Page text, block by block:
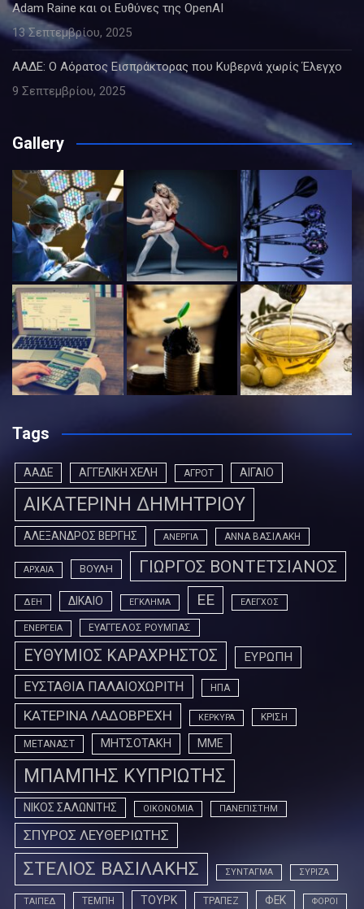
Adam Raine και οι Ευθύνες της OpenAI
13 Σεπτεμβρίου, 2025
ΑΑΔΕ: Ο Αόρατος Εισπράκτορας που Κυβερνά χωρίς Έλεγχο
9 Σεπτεμβρίου, 2025
Gallery
Tags
ΑΑΔΕ ΑΓΓΕΛΙΚΗ ΧΕΛΗ ΑΓΡΟΤ ΑΙΓΑΙΟ
ΑΙΚΑΤΕΡΙΝΗ ΔΗΜΗΤΡΙΟΥ
ΑΛΕΞΑΝΔΡΟΣ ΒΕΡΓΗΣ ΑΝΕΡΓΙΑ ΑΝΝΑ ΒΑΣΙΛΑΚΗ
ΑΡΧΑΙΑ ΒΟΥΛΗ ΓΙΩΡΓΟΣ ΒΟΝΤΕΤΣΙΑΝΟΣ
ΔΕΗ ΔΙΚΑΙΟ ΕΓΚΛΗΜΑ ΕΕ ΕΛΕΓΧΟΣ
ΕΝΕΡΓΕΙΑ ΕΥΑΓΓΕΛΟΣ ΡΟΥΜΠΑΣ
ΕΥΘΥΜΙΟΣ ΚΑΡΑΧΡΗΣΤΟΣ ΕΥΡΩΠΗ
ΕΥΣΤΑΘΙΑ ΠΑΛΑΙΟΧΩΡΙΤΗ ΗΠΑ
ΚΑΤΕΡΙΝΑ ΛΑΔΟΒΡΕΧΗ ΚΕΡΚΥΡΑ ΚΡΙΣΗ
ΜΕΤΑΝΑΣΤ ΜΗΤΣΟΤΑΚΗ ΜΜΕ
ΜΠΑΜΠΗΣ ΚΥΠΡΙΩΤΗΣ
ΝΙΚΟΣ ΣΑΛΩΝΙΤΗΣ ΟΙΚΟΝΟΜΙΑ ΠΑΝΕΠΙΣΤΗΜ
ΣΠΥΡΟΣ ΛΕΥΘΕΡΙΩΤΗΣ
ΣΤΕΛΙΟΣ ΒΑΣΙΛΑΚΗΣ ΣΥΝΤΑΓΜΑ ΣΥΡΙΖΑ
ΤΑΙΠΕΔ ΤΕΜΠΗ ΤΟΥΡΚ ΤΡΑΠΕΖ ΦΕΚ ΦΟΡΟΙ